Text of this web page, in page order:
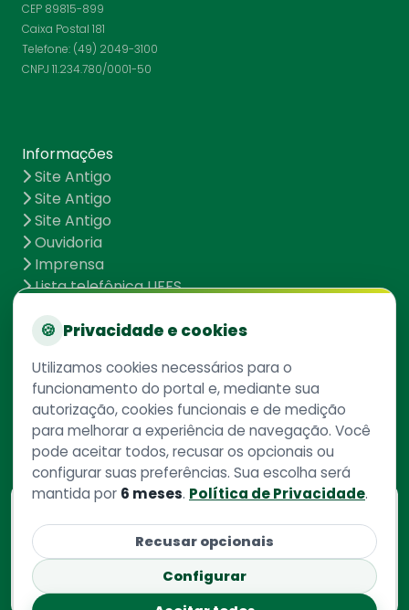
CEP 89815-899
Caixa Postal 181
Telefone: (49) 2049-3100
CNPJ 11.234.780/0001-50
Informações
Site Antigo
Site Antigo
Site Antigo
Ouvidoria
Imprensa
Lista telefônica UFFS
UFFS contra o Aedes
Mapa do site
Redes Sociais
o cadastro da instituição no
Sistema e-Mec
🍪 Privacidade e cookies
Utilizamos cookies necessários para o
funcionamento do portal e, mediante sua
autorização, cookies funcionais e de medição
para melhorar a experiência de navegação. Você
pode aceitar todos, recusar os opcionais ou
configurar suas preferências. Sua escolha será
mantida por 6 meses. Política de Privacidade.
Recusar opcionais
Configurar